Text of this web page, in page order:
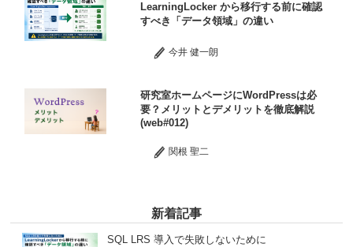
LearningLocker から移行する前に確認
すべき「データ領域」の違い
今井 健一朗
研究室ホームページにWordPressは必
要？メリットとデメリットを徹底解説
(web#012)
関根 聖二
新着記事
SQL LRS 導入で失敗しないために